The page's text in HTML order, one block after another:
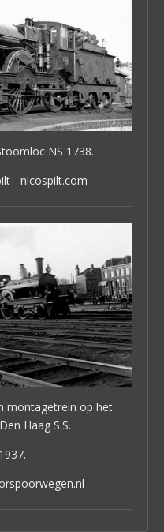
NS 1738.
- nicospilt.com
montagetrein op het
Haag S.S.